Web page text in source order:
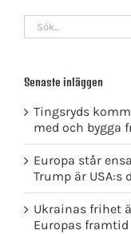
Sök
efter:
Senaste inläggen
Tingsryds
med och bygga
Europa står
Trump är USA:s
Ukrainas frihet
Europas framtid